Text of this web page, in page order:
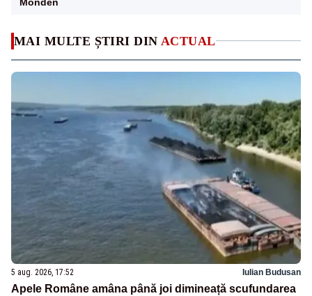
MAI MULTE ȘTIRI DIN ACTUAL
5 aug. 2026, 17:52 Iulian Budusan
Apele Române amâna până joi dimineață scufundarea